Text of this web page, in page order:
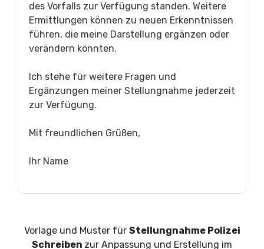
des Vorfalls zur Verfügung standen. Weitere
Ermittlungen können zu neuen Erkenntnissen
führen, die meine Darstellung ergänzen oder
verändern könnten.
Ich stehe für weitere Fragen und
Ergänzungen meiner Stellungnahme jederzeit
zur Verfügung.
Mit freundlichen Grüßen,
Ihr Name
Vorlage und Muster für Stellungnahme Polizei
Schreiben zur Anpassung und Erstellung im